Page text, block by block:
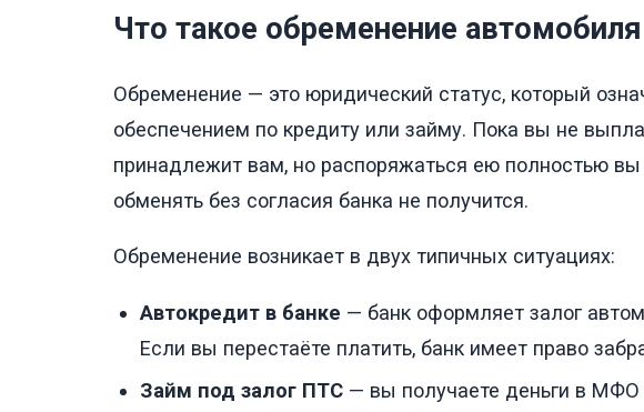
Что такое обременение
Обременение — это юридический статус, который
обеспечением по кредиту или займу. Пока вы не
принадлежит вам, но распоряжаться ею полностью
обменять без согласия банка не получится.
Обременение возникает в двух типичных ситуациях:
Автокредит в банке — банк оформляет залог
Если вы перестаёте платить, банк имеет право
Займ под залог ПТС — вы получаете деньги в МФО